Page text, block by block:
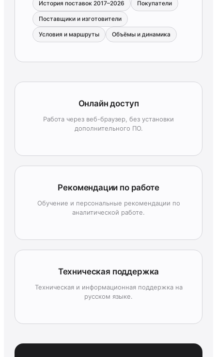
История поставок 2017–2026 Покупатели
Поставщики и изготовители
Условия и маршруты Объёмы и динамика
Онлайн доступ
Работа через веб-браузер, без установки
дополнительного ПО.
Рекомендации по работе
Обучение и персональные рекомендации по
аналитической работе.
Техническая поддержка
Техническая и информационная поддержка на
русском языке.